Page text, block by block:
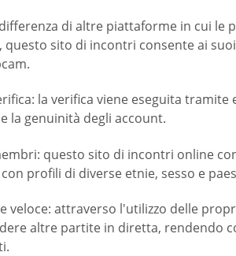
di altre piattaforme in cui le
questo sito di incontri consente ai
la verifica viene eseguita tramite
la genuinità degli account.
questo sito di incontri online
profili di diverse etnie, sesso e
veloce: attraverso l'utilizzo delle
altre partite in diretta, rendendo